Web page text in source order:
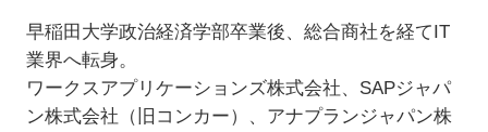
早稲田大学政治経済学部卒業後、総合商社を経てIT
業界へ転身。
ワークスアプリケーションズ株式会社、SAPジャパ
ン株式会社（旧コンカー）、アナプランジャパン株